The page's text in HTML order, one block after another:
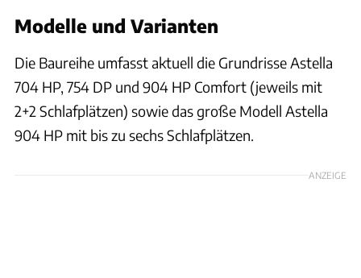
Modelle und Varianten
Die Baureihe umfasst aktuell die Grundrisse Astella
704 HP, 754 DP und 904 HP Comfort (jeweils mit
2+2 Schlafplätzen) sowie das große Modell Astella
904 HP mit bis zu sechs Schlafplätzen.
ANZEIGE